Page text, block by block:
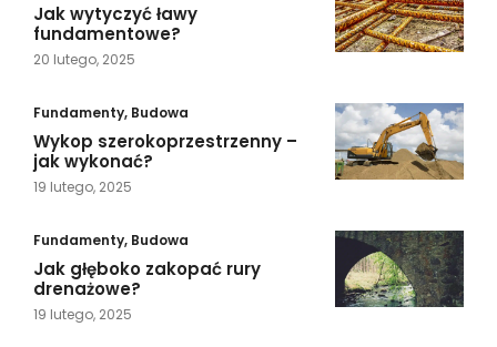
Jak wytyczyć ławy
fundamentowe?
20 lutego, 2025
Fundamenty, Budowa
Wykop szerokoprzestrzenny –
jak wykonać?
19 lutego, 2025
Fundamenty, Budowa
Jak głęboko zakopać rury
drenażowe?
19 lutego, 2025